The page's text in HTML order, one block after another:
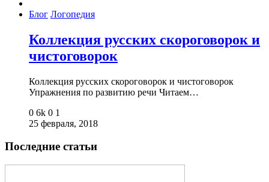
Блог Логопедия
Коллекция русских скороговорок и
чистоговорок
Коллекция русских скороговорок и чистоговорок
Упражнения по развитию речи Читаем…
0 6k 0 1
25 февраля, 2018
Последние статьи